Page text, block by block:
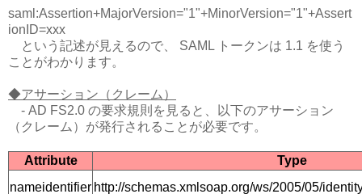
saml:Assertion+MajorVersion="1"+MinorVersion="1"+Assert
ionID=xxx
という記述が見えるので、 SAML トークンは 1.1 を使う
ことがわかります。
◆アサーション（クレーム）
- AD FS2.0 の要求規則を見ると、以下のアサーション
（クレーム）が発行されることが必要です。
Attribute
Type
nameidentifier http://schemas.xmlsoap.org/ws/2005/05/